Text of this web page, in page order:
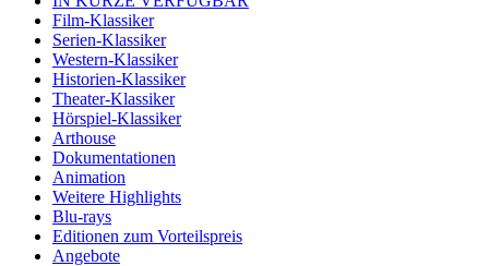
Film-Klassiker
Serien-Klassiker
Western-Klassiker
Historien-Klassiker
Theater-Klassiker
Hörspiel-Klassiker
Arthouse
Dokumentationen
Animation
Weitere Highlights
Blu-rays
Editionen zum Vorteilspreis
Angebote